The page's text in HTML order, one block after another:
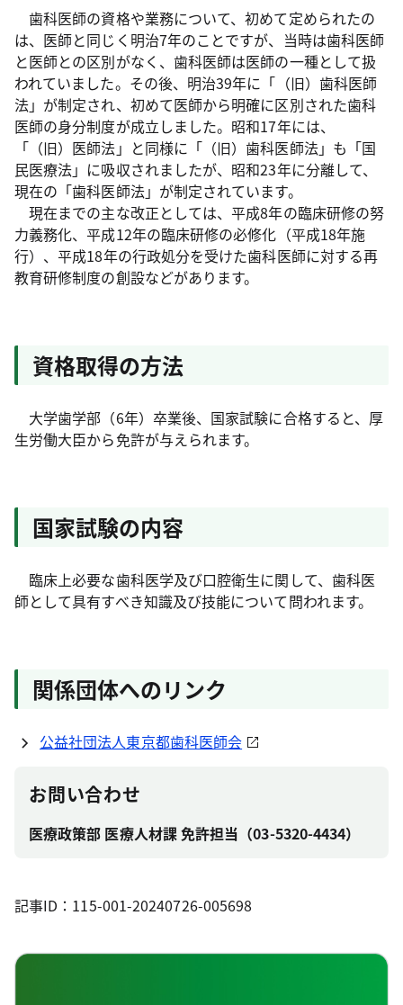
歯科医師の資格や業務について、初めて定められたの
は、医師と同じく明治7年のことですが、当時は歯科医師
と医師との区別がなく、歯科医師は医師の一種として扱
われていました。その後、明治39年に「（旧）歯科医師
法」が制定され、初めて医師から明確に区別された歯科
医師の身分制度が成立しました。昭和17年には、
「（旧）医師法」と同様に「（旧）歯科医師法」も「国
民医療法」に吸収されましたが、昭和23年に分離して、
現在の「歯科医師法」が制定されています。
現在までの主な改正としては、平成8年の臨床研修の努
力義務化、平成12年の臨床研修の必修化（平成18年施
行）、平成18年の行政処分を受けた歯科医師に対する再
教育研修制度の創設などがあります。
資格取得の方法
大学歯学部（6年）卒業後、国家試験に合格すると、厚
生労働大臣から免許が与えられます。
国家試験の内容
臨床上必要な歯科医学及び口腔衛生に関して、歯科医
師として具有すべき知識及び技能について問われます。
関係団体へのリンク
公益社団法人東京都歯科医師会
お問い合わせ
医療政策部 医療人材課 免許担当（03-5320-4434）
記事ID：115-001-20240726-005698